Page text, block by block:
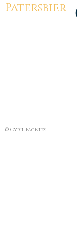
Patersbier
© Cyril Pagniez